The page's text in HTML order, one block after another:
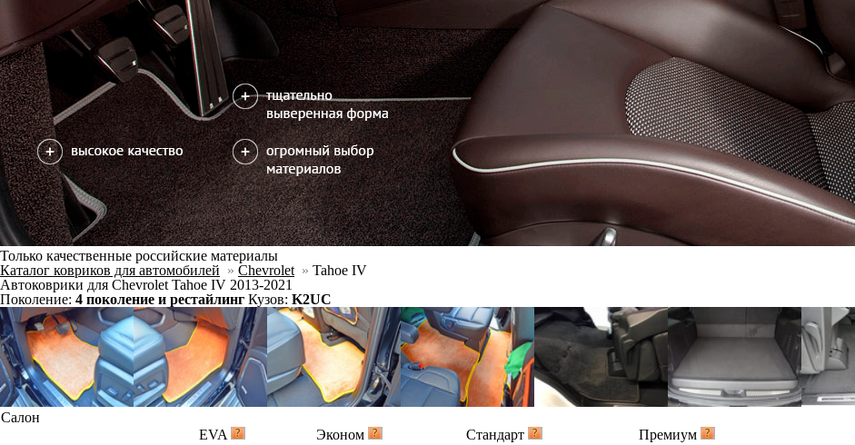
3 ковра 3150 5300 10100
В корзину
Ковер 3го ряда сидений3500 5250 7300 9350
В корзину
Фурнитура